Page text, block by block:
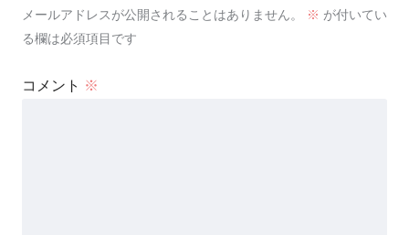
メールアドレスが公開されることはありません。 ※ が付いてい
る欄は必須項目です
コメント ※